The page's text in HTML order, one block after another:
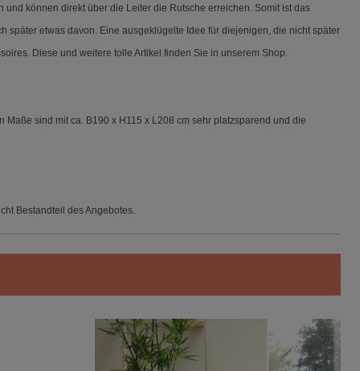
können direkt über die Leiter die Rutsche erreichen. Somit ist das
später etwas davon. Eine ausgeklügelte Idee für diejenigen, die nicht später
Diese und weitere tolle Artikel finden Sie in unserem Shop.
Maße sind mit ca. B190 x H115 x L208 cm sehr platzsparend und die
Bestandteil des Angebotes.